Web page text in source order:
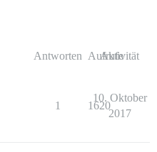
Antworten Aufrufe
Aktivität
1 1620
10. Oktober
2017